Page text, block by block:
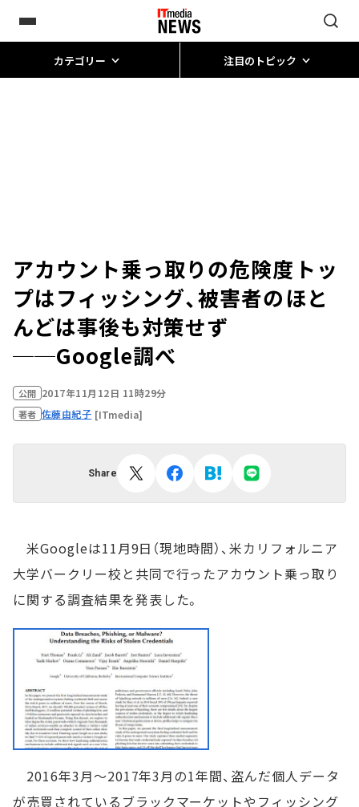
カテゴリー 注目のトピック
アカウント乗っ取りの危険度トッ
プはフィッシング、被害者のほと
んどは事後も対策せず
──Google調べ
公開 2017年11月12日 11時29分
著者 佐藤由紀子 [ITmedia]
Share
米Googleは11月9日（現地時間）、米カリフォルニア
大学バークリー校と共同で行ったアカウント乗っ取り
に関する調査結果を発表した。
2016年3月～2017年3月の1年間、盗んだ個人データ
が売買されているブラックマーケットやフィッシング